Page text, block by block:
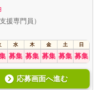
援専門員）
水 木 金 土 日
募集 募集 募集 募集 募集
応募画面へ進む